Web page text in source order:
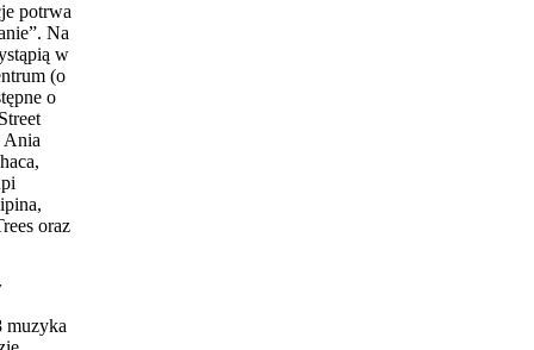
potrwa
Na
w
(o
o
Ania
oraz
muzyka